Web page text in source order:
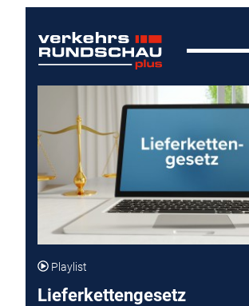
Playlist
Lieferkettengesetz